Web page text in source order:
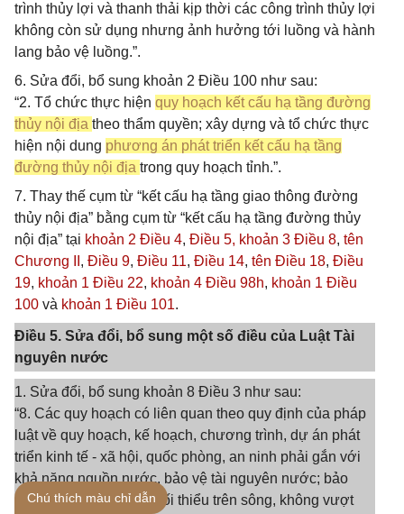
trình thủy lợi và thanh thải kịp thời các công trình thủy lợi
không còn sử dụng nhưng ảnh hưởng tới luồng và hành
lang bảo vệ luồng.”.
6. Sửa đổi, bổ sung khoản 2 Điều 100 như sau:
“2. Tổ chức thực hiện quy hoạch kết cấu hạ tầng đường
thủy nội địa theo thẩm quyền; xây dựng và tổ chức thực
hiện nội dung phương án phát triển kết cấu hạ tầng
đường thủy nội địa trong quy hoạch tỉnh.”.
7. Thay thế cụm từ “kết cấu hạ tầng giao thông đường
thủy nội địa” bằng cụm từ “kết cấu hạ tầng đường thủy
nội địa” tại khoản 2 Điều 4, Điều 5, khoản 3 Điều 8, tên
Chương II , Điều 9, Điều 11, Điều 14, tên Điều 18, Điều
19, khoản 1 Điều 22, khoản 4 Điều 98h, khoản 1 Điều
100 và khoản 1 Điều 101.
Điều 5. Sửa đổi, bổ sung một số điều của Luật Tài
nguyên nước
1. Sửa đổi, bổ sung khoản 8 Điều 3 như sau:
“8. Các quy hoạch có liên quan theo quy định của pháp
luật về quy hoạch, kế hoạch, chương trình, dự án phát
triển kinh tế - xã hội, quốc phòng, an ninh phải gắn với
khả năng nguồn nước, bảo vệ tài nguyên nước; bảo
đảm duy trì dòng chảy tối thiểu trên sông, không vượt
Chú thích màu chỉ dẫn